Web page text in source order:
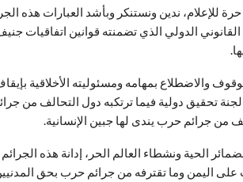
ندين ونستنكر وبأشد العبارات هذه
الدولي الذي تضمنته قوانين اتفاقيات
والاضطلاع بمهامه ومسئوليته الأخلاقية
لجنة تحقيق دولية فيما ترتكبه دول التحالف من
من جرائم حرب يندى لها جبين الإنسانية.
الحية ونشطاء العالم الحر، إدانة هذه
اليمن وما تقترفه من جرائم حرب بحق